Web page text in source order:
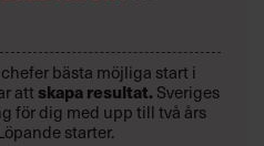
bästa möjliga start i
att skapa resultat. Sveriges
för dig med upp till två års
starter.